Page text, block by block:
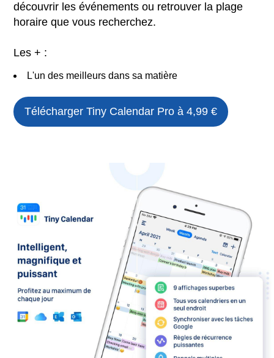
découvrir les événements ou retrouver la plage
horaire que vous recherchez.
Les + :
L'un des meilleurs dans sa matière
TéléchargerTiny Calendar Pro à 4,99 €